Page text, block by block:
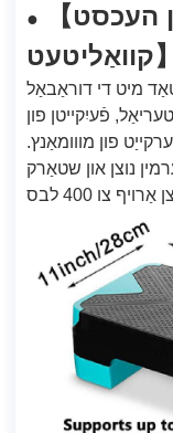
● 【העכסט
קוואַליטעט】
מיט די דוראַבאַל
פֿעיִקייטן פון
פון מווומאַנץ.
נוצן און שטאַרק